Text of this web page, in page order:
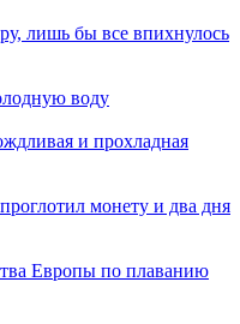
лишь бы все впихнулось
воду
и прохладная
монету и два дня
Европы по плаванию